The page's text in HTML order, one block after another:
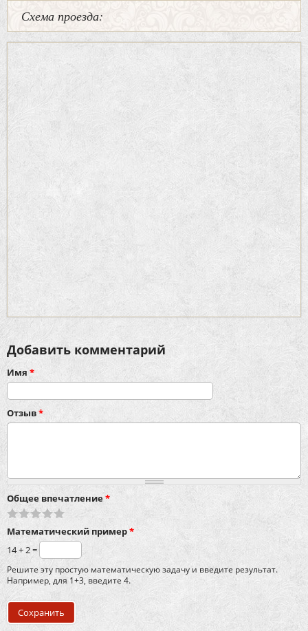
Схема проезда:
Добавить комментарий
Имя *
Отзыв*
Общее впечатление*
Математический пример*
14 + 2 =
Решите эту простую математическую задачу и введите результат.
Например, для 1+3, введите 4.